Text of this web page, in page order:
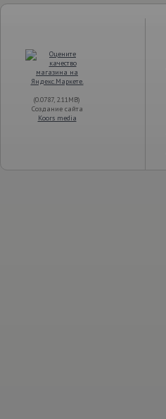
(0.0787, 2.11MB)
Создание сайта
Koors media